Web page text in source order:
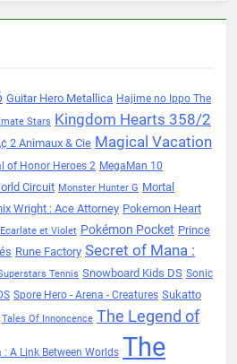
Guitar Hero Metallica Hajime no Ippo The
Stars Kingdom Hearts 358/2
2 Animaux & Cie Magical Vacation
of Honor Heroes 2 MegaMan 10
Circuit Monster Hunter G Mortal
Wright : Ace Attorney Pokemon Heart
et Violet Pokémon Pocket Prince
Rune Factory Secret of Mana :
Tennis Snowboard Kids DS Sonic
Spore Hero - Arena - Creatures Sukatto
Tales Of Innoncence The Legend of
: A Link Between Worlds The